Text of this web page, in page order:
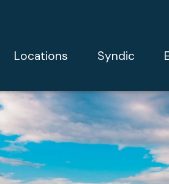
locations syndic